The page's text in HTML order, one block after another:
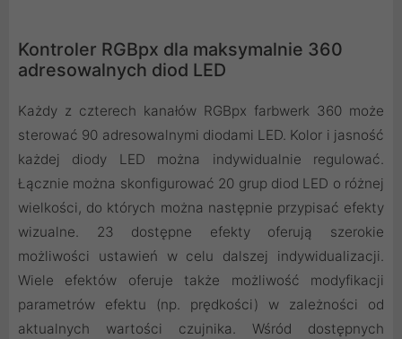
Kontroler RGBpx dla maksymalnie 360 ​​
adresowalnych diod LED
Każdy z czterech kanałów RGBpx farbwerk 360 może
sterować 90 adresowalnymi diodami LED. Kolor i jasność
każdej diody LED można indywidualnie regulować.
Łącznie można skonfigurować 20 grup diod LED o różnej
wielkości, do których można następnie przypisać efekty
wizualne. 23 dostępne efekty oferują szerokie
możliwości ustawień w celu dalszej indywidualizacji.
Wiele efektów oferuje także możliwość modyfikacji
parametrów efektu (np. prędkości) w zależności od
aktualnych wartości czujnika. Wśród dostępnych